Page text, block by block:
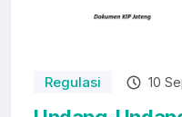
Regulasi 10